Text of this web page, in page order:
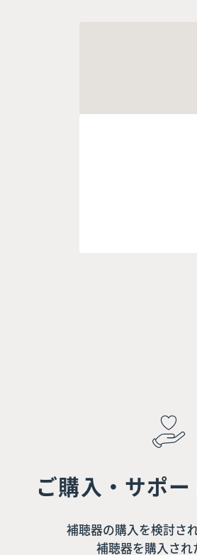
ご購入・サポ
補聴器の購入を検討さ
補聴器を購入され